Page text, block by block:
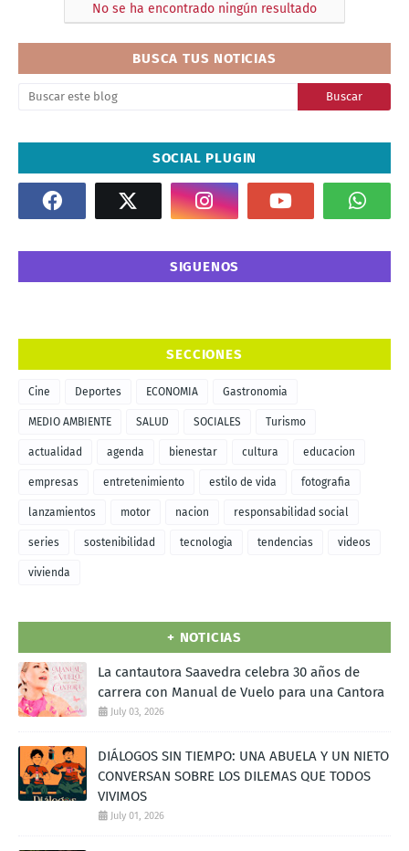
No se ha encontrado ningún resultado
BUSCA TUS NOTICIAS
SOCIAL PLUGIN
SIGUENOS
SECCIONES
Cine Deportes ECONOMIA Gastronomia
MEDIO AMBIENTE SALUD SOCIALES Turismo
actualidad agenda bienestar cultura educacion
empresas entretenimiento estilo de vida fotografia
lanzamientos motor nacion responsabilidad social
series sostenibilidad tecnologia tendencias videos
vivienda
+ NOTICIAS
La cantautora Saavedra celebra 30 años de
carrera con Manual de Vuelo para una Cantora
July 03, 2026
DIÁLOGOS SIN TIEMPO: UNA ABUELA Y UN NIETO
CONVERSAN SOBRE LOS DILEMAS QUE TODOS
VIVIMOS
July 01, 2026